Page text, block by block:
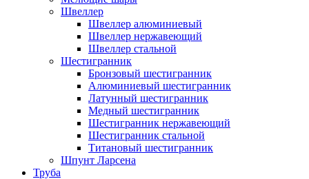
Швеллер
Швеллер алюминиевый
Швеллер нержавеющий
Швеллер стальной
Шестигранник
Бронзовый шестигранник
Алюминиевый шестигранник
Латунный шестигранник
Медный шестигранник
Шестигранник нержавеющий
Шестигранник стальной
Титановый шестигранник
Шпунт Ларсена
Труба